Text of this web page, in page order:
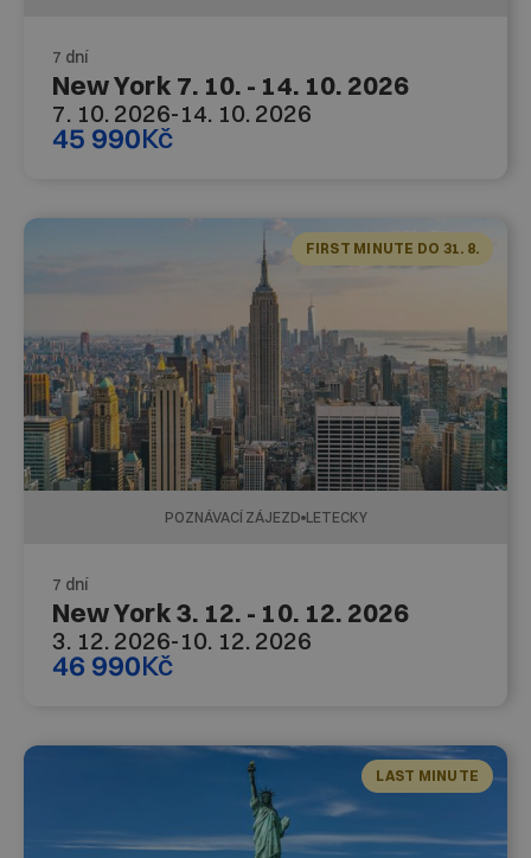
7 dní
New York 7. 10. - 14. 10. 2026
7. 10. 2026-14. 10. 2026
45 990Kč
FIRST MINUTE DO 31. 8.
POZNÁVACÍ ZÁJEZD LETECKY
7 dní
New York 3. 12. - 10. 12. 2026
3. 12. 2026-10. 12. 2026
46 990Kč
LAST MINUTE